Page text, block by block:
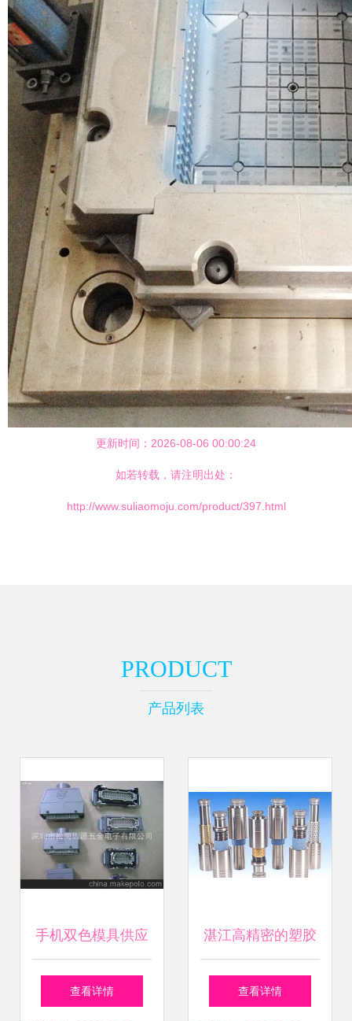
更新时间：2026-08-06 00:00:24
如若转载，请注明出处：
http://www.suliaomoju.com/product/397.html
PRODUCT
产品列表
手机双色模具供应
商,价格,手机双色
查看详情
湛江高精密的塑胶
模具配件
查看详情